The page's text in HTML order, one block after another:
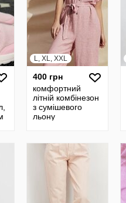
L, XL, XXL
400 грн
комфортний
літній комбінезон
з сумішевого
льону